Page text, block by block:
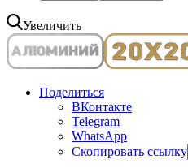
Увеличить
Поделиться
ВКонтакте
Telegram
WhatsApp
Скопировать ссылку